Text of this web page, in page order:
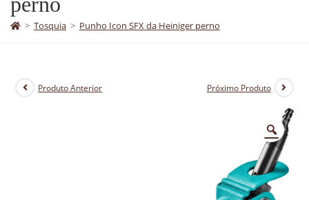
> Tosquia > Punho Icon SFX da Heiniger perno
Produto Anterior Próximo Produto